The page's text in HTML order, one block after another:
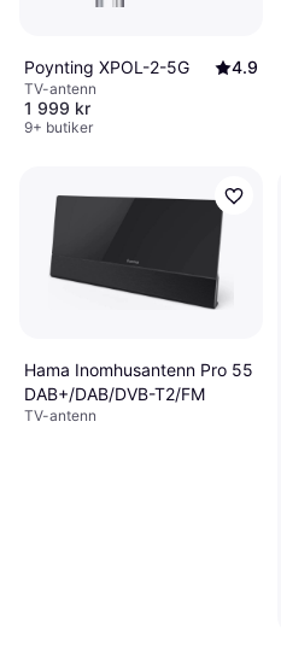
Poynting XPOL-2-5G 4.9
TV-antenn
1 999 kr
9+ butiker
Hama Inomhusantenn Pro 55
DAB+/DAB/DVB-T2/FM
TV-antenn